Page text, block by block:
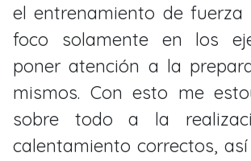
el entrenamiento de fuerza
foco solamente en los
poner atención a la
mismos. Con esto me
sobre todo a la
calentamiento correctos,